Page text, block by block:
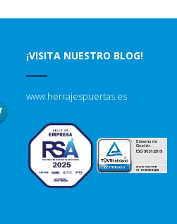
¡VISITA NUESTRO BLOG!
www.herrajespuertas.es